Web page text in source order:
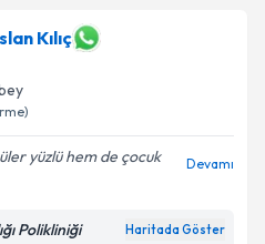
Kılıç
yüzlü hem de çocuk
Devamı
Polikliniği Haritada Göster